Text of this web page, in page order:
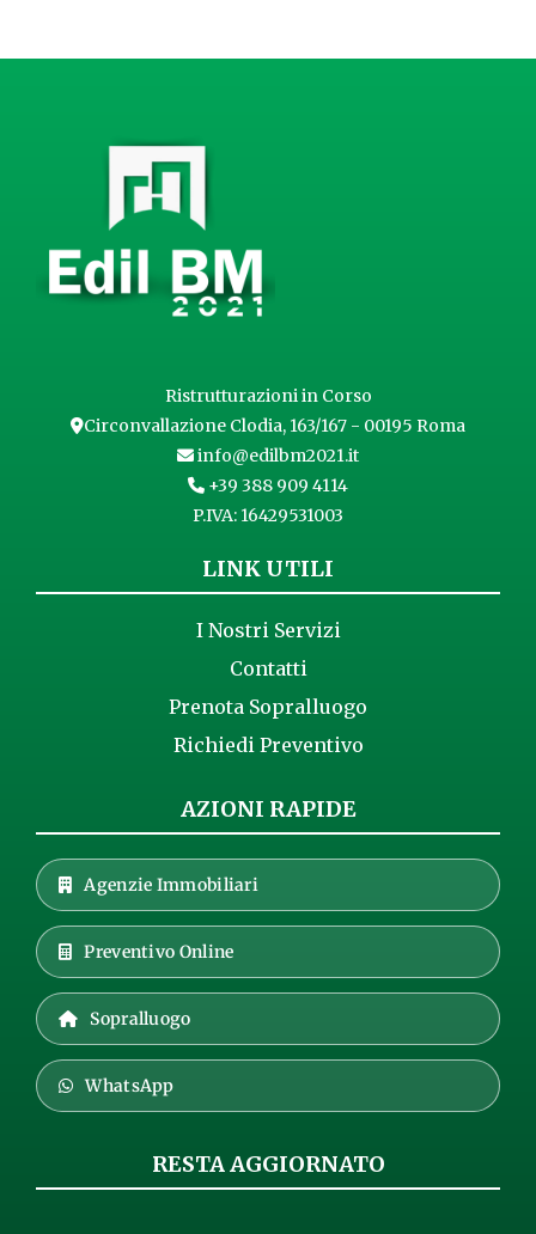
Ristrutturazioni in Corso
Circonvallazione Clodia, 163/167 - 00195 Roma
info@edilbm2021.it
+39 388 909 4114
P.IVA: 16429531003
LINK UTILI
I Nostri Servizi
Contatti
Prenota Sopralluogo
Richiedi Preventivo
AZIONI RAPIDE
Agenzie Immobiliari
Preventivo Online
Sopralluogo
WhatsApp
RESTA AGGIORNATO